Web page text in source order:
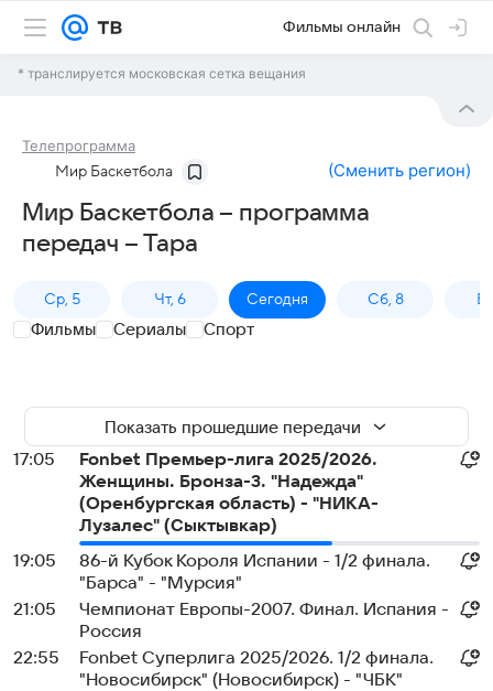
Фильмы онлайн
* транслируется московская сетка вещания
Телепрограмма
Мир Баскетбола (Сменить регион)
Мир Баскетбола – программа
передач – Тара
Ср, 5 Чт, 6 Сегодня Сб, 8
Фильмы Сериалы Спорт
Показать прошедшие передачи
17:05
Fonbet Премьер-лига 2025/2026.
Женщины. Бронза-3. "Надежда"
(Оренбургская область) - "НИКА-
Лузалес" (Сыктывкар)
19:05
86-й Кубок Короля Испании - 1/2 финала.
"Барса" - "Мурсия"
21:05
Чемпионат Европы-2007. Финал. Испания -
Россия
22:55
Fonbet Суперлига 2025/2026. 1/2 финала.
"Новосибирск" (Новосибирск) - "ЧБК"